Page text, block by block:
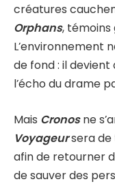
créatures
Orphans, témoins
L’environnement
de fond : il
l’écho du drame
Mais Cronosne
Voyageursera de
afin de retourner
de sauver des